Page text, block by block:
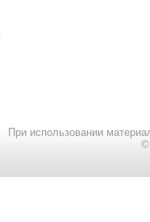
При использовании